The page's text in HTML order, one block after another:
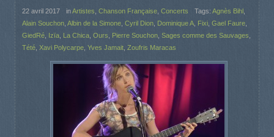
22 avril 2017 inArtistes Chanson Française Concerts Tags: Agnès Bihl
Alain Souchon Albin de la Simone Cyril Dion Dominique A Fixi Gael Faure
GiedRé Izïa La Chica Ours Pierre Souchon Sages comme des Sauvages
Tété Xavi Polycarpe Yves Jamait Zoufris Maracas